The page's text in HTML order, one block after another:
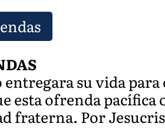
su vida
esta ofrenda
fraterna. Por